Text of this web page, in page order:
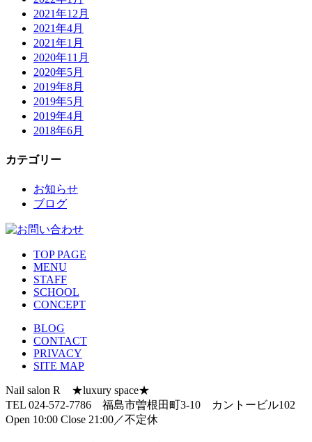
2021年12月
2021年4月
2021年1月
2020年11月
2020年5月
2019年8月
2019年5月
2019年4月
2018年6月
カテゴリー
お知らせ
ブログ
TOP PAGE
MENU
STAFF
SCHOOL
CONCEPT
BLOG
CONTACT
PRIVACY
SITE MAP
Nail salon R ★luxury space★
TEL 024-572-7786 福島市曽根田町3-10 カントービル102
Open 10:00 Close 21:00／不定休